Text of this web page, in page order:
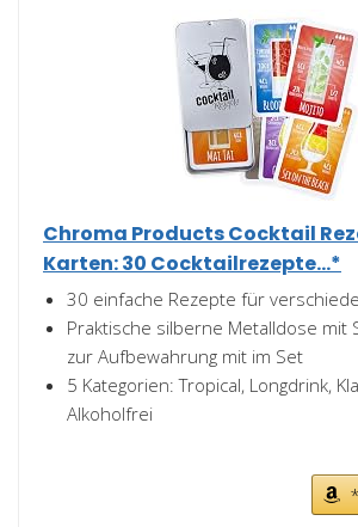
Chroma Products Cocktail
Karten: 30 Cocktailrezepte...*
30 einfache Rezepte für
Praktische silberne Metalldose mit
zur Aufbewahrung mit im Set
5 Kategorien: Tropical, Longdrink,
Alkoholfrei